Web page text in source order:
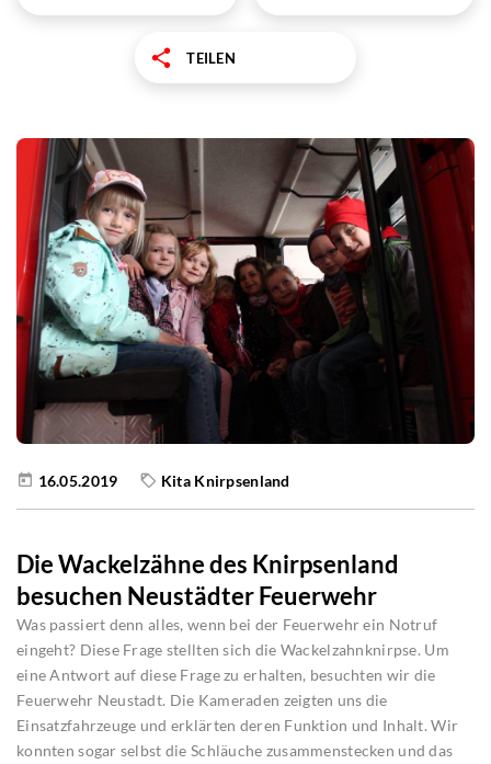
TEILEN
16.05.2019 Kita Knirpsenland
Die Wackelzähne des Knirpsenland
besuchen Neustädter Feuerwehr
Was passiert denn alles, wenn bei der Feuerwehr ein Notruf
eingeht? Diese Frage stellten sich die Wackelzahnknirpse. Um
eine Antwort auf diese Frage zu erhalten, besuchten wir die
Feuerwehr Neustadt. Die Kameraden zeigten uns die
Einsatzfahrzeuge und erklärten deren Funktion und Inhalt. Wir
konnten sogar selbst die Schläuche zusammenstecken und das